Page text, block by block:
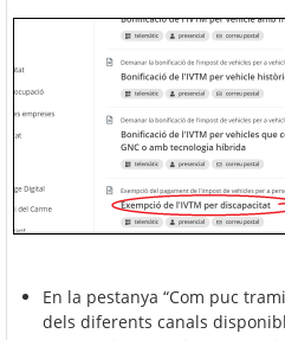
En la pestanya “Com puc
dels diferents canals